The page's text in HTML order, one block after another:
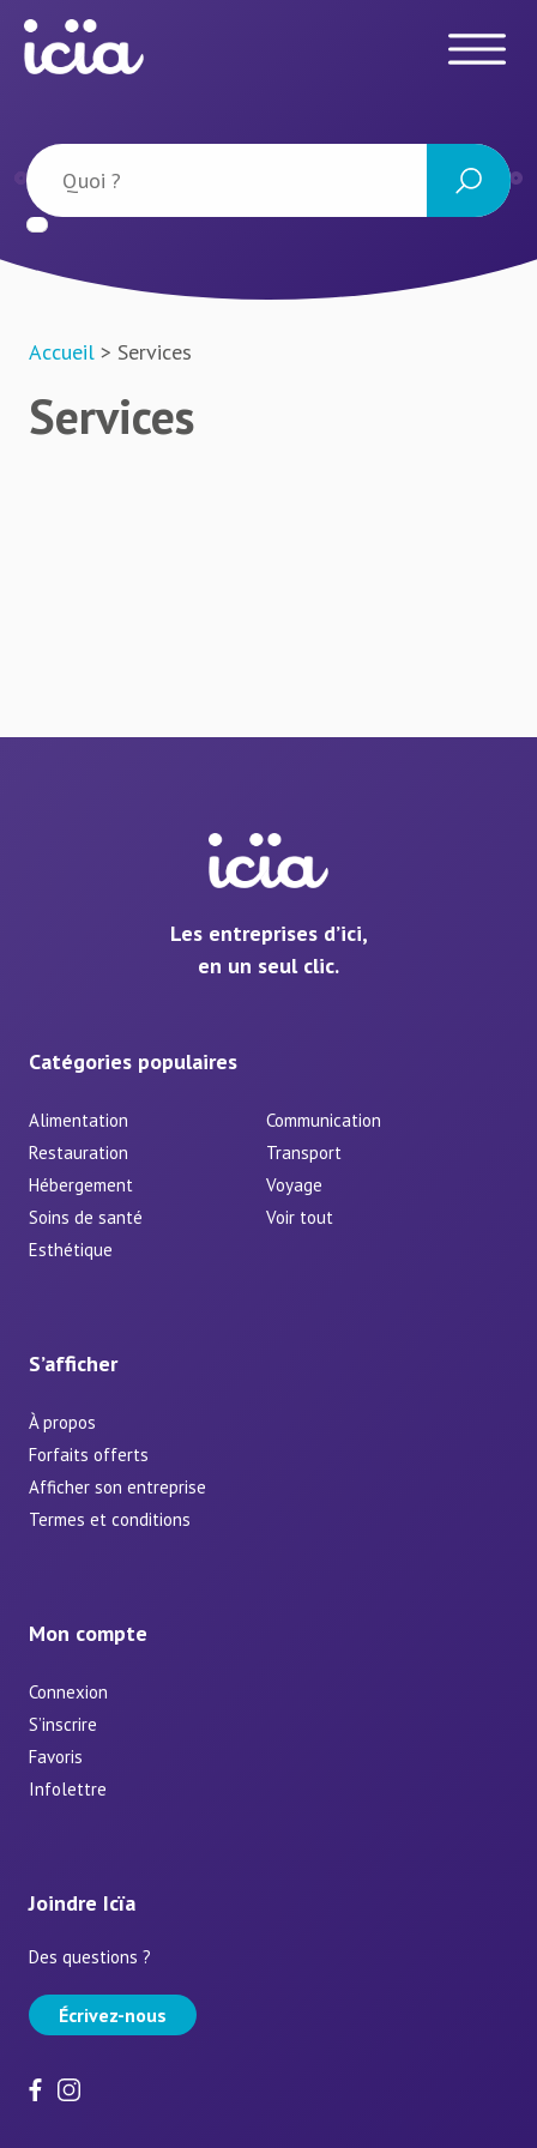
Accueil > Services
Services
Les entreprises d’ici,
en un seul clic.
Catégories populaires
Alimentation
Communication
Restauration
Transport
Hébergement
Voyage
Soins de santé
Voir tout
Esthétique
S’afficher
À propos
Forfaits offerts
Afficher son entreprise
Termes et conditions
Mon compte
Connexion
S’inscrire
Favoris
Infolettre
Joindre Icïa
Des questions ?
Écrivez-nous